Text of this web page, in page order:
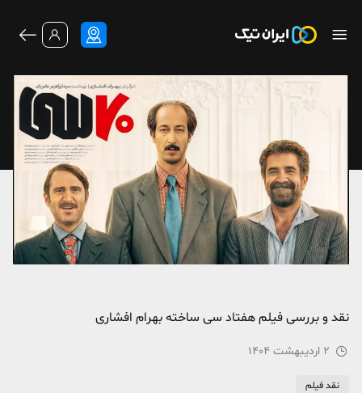
نقد و بررسی فیلم هفتاد سی ساخته بهرام افشاری
2 اردیبهشت 1404
نقد فیلم